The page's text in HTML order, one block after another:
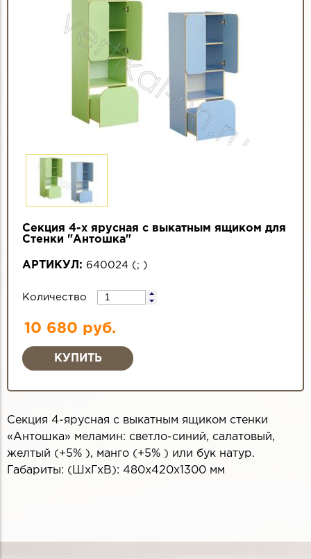
Секция 4-х ярусная с выкатным ящиком для
Стенки "Антошка"
АРТИКУЛ: 640024 ( ; )
Количество
10 680 руб.
Секция 4-ярусная с выкатным ящиком стенки
«Антошка» меламин: светло-синий, салатовый,
желтый (+5% ), манго (+5% ) или бук натур.
Габариты: (ШхГхВ): 480x420x1300 мм